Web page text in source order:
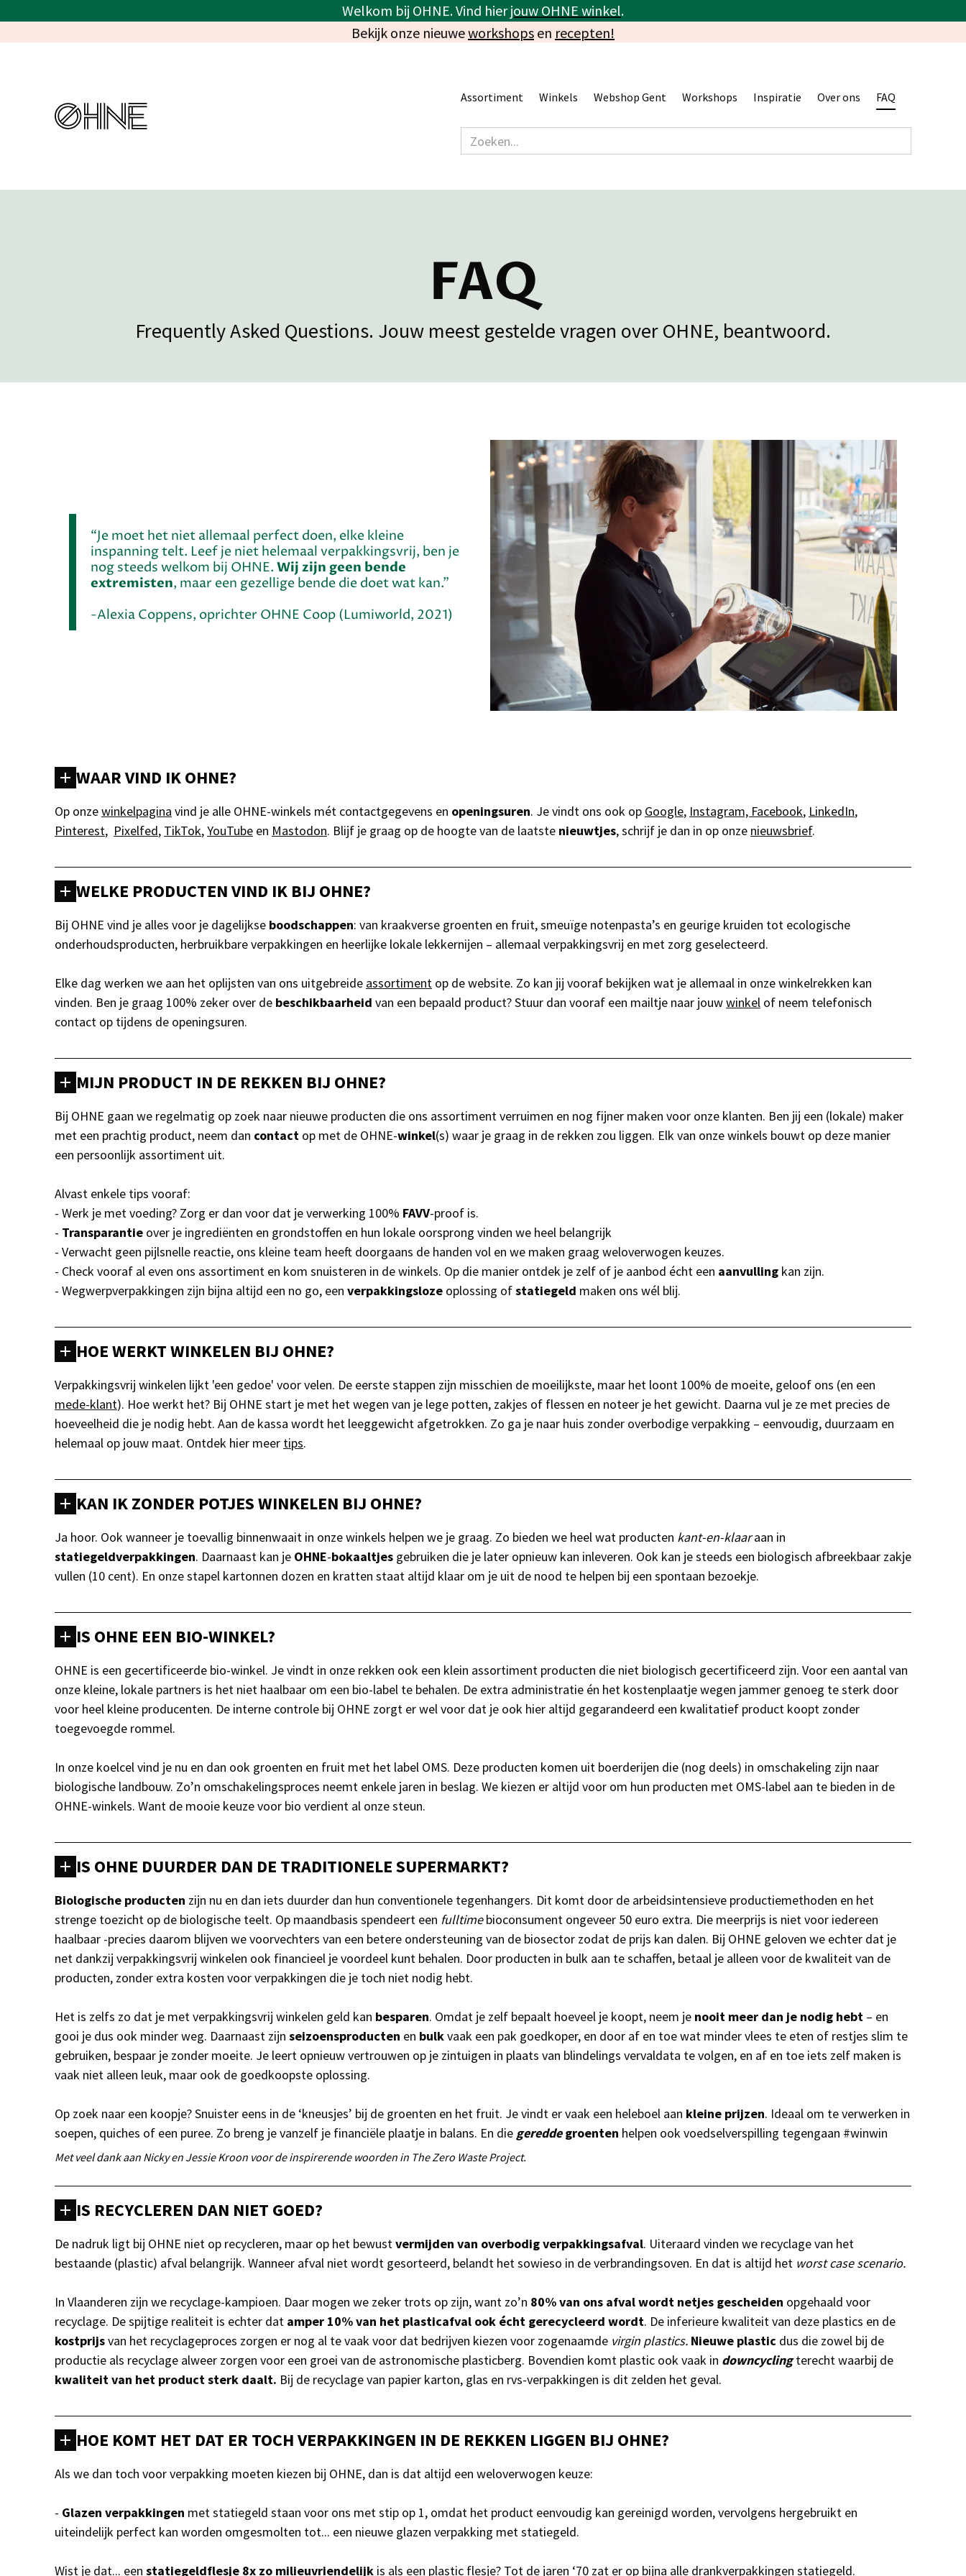
Welkom bij OHNE. Vind hierjouw OHNE winkel.
Bekijk onze nieuweworkshops en recepten!
Assortiment Winkels Webshop Gent Workshops Inspiratie Over ons FAQ
FAQ
Frequently Asked Questions. Jouw meest gestelde vragen over OHNE, beantwoord.
“Je moet het niet allemaal perfect doen, elke kleine
inspanning telt. Leef je niet helemaal verpakkingsvrij, ben je
nog steeds welkom bij OHNE. Wij zijn geen bende
extremisten, maar een gezellige bende die doet wat kan.”
-Alexia Coppens, oprichter OHNE Coop (Lumiworld, 2021)
WAAR VIND IK OHNE?
Op onzewinkelpagina vind je alle OHNE-winkels mét contactgegevens en openingsuren. Je vindt ons ook op Google, Instagram, Facebook, LinkedIn,
Pinterest, Pixelfed, TikTok,YouTube en Mastodon. Blijf je graag op de hoogte van de laatste nieuwtjes, schrijf je dan in op onze nieuwsbrief.
WELKE PRODUCTEN VIND IK BIJ OHNE?
Bij OHNE vind je alles voor je dagelijkse boodschappen: van kraakverse groenten en fruit, smeuïge notenpasta’s en geurige kruiden tot ecologische
onderhoudsproducten, herbruikbare verpakkingen en heerlijke lokale lekkernijen – allemaal verpakkingsvrij en met zorg geselecteerd.
Elke dag werken we aan het oplijsten van ons uitgebreide assortiment op de website. Zo kan jij vooraf bekijken wat je allemaal in onze winkelrekken kan
vinden. Ben je graag 100% zeker over de beschikbaarheid van een bepaald product? Stuur dan vooraf een mailtje naar jouwwinkel of neem telefonisch
contact op tijdens de openingsuren.
MIJN PRODUCT IN DE REKKEN BIJ OHNE?
Bij OHNE gaan we regelmatig op zoek naar nieuwe producten die ons assortiment verruimen en nog fijner maken voor onze klanten. Ben jij een (lokale) maker
met een prachtig product, neem dan contact op met de OHNE-winkel(s) waar je graag in de rekken zou liggen. Elk van onze winkels bouwt op deze manier
een persoonlijk assortiment uit.
Alvast enkele tips vooraf:
- Werk je met voeding? Zorg er dan voor dat je verwerking 100% FAVV-proof is.
- Transparantie over je ingrediënten en grondstoffen en hun lokale oorsprong vinden we heel belangrijk
- Verwacht geen pijlsnelle reactie, ons kleine team heeft doorgaans de handen vol en we maken graag weloverwogen keuzes.
- Check vooraf al even ons assortiment en kom snuisteren in de winkels. Op die manier ontdek je zelf of je aanbod écht een aanvulling kan zijn.
- Wegwerpverpakkingen zijn bijna altijd een no go, een verpakkingsloze oplossing ofstatiegeld maken ons wél blij.
HOE WERKT WINKELEN BIJ OHNE?
Verpakkingsvrij winkelen lijkt 'een gedoe' voor velen. De eerste stappen zijn misschien de moeilijkste, maar het loont 100% de moeite, geloof ons (en een
mede-klant). Hoe werkt het? Bij OHNE start je met het wegen van je lege potten, zakjes of flessen en noteer je het gewicht. Daarna vul je ze met precies de
hoeveelheid die je nodig hebt. Aan de kassa wordt het leeggewicht afgetrokken. Zo ga je naar huis zonder overbodige verpakking – eenvoudig, duurzaam en
helemaal op jouw maat. Ontdek hier meer tips.
KAN IK ZONDER POTJES WINKELEN BIJ OHNE?
Ja hoor. Ook wanneer je toevallig binnenwaait in onze winkels helpen we je graag. Zo bieden we heel wat producten kant-en-klaaraan in
statiegeldverpakkingen. Daarnaast kan je OHNE-bokaaltjes gebruiken die je later opnieuw kan inleveren. Ook kan je steeds een biologisch afbreekbaar zakje
vullen (10 cent). En onze stapel kartonnen dozen en kratten staat altijd klaar om je uit de nood te helpen bij een spontaan bezoekje.
IS OHNE EEN BIO-WINKEL?
OHNE is een gecertificeerde bio-winkel. Je vindt in onze rekken ook een klein assortiment producten die niet biologisch gecertificeerd zijn. Voor een aantal van
onze kleine, lokale partners is het niet haalbaar om een bio-label te behalen. De extra administratie én het kostenplaatje wegen jammer genoeg te sterk door
voor heel kleine producenten. De interne controle bij OHNE zorgt er wel voor dat je ook hier altijd gegarandeerd een kwalitatief product koopt zonder
toegevoegde rommel.
In onze koelcel vind je nu en dan ook groenten en fruit met het label OMS. Deze producten komen uit boerderijen die (nog deels) in omschakeling zijn naar
biologische landbouw. Zo’n omschakelingsproces neemt enkele jaren in beslag. We kiezen er altijd voor om hun producten met OMS-label aan te bieden in de
OHNE-winkels. Want de mooie keuze voor bio verdient al onze steun.
IS OHNE DUURDER DAN DE TRADITIONELE SUPERMARKT?
Biologische producten zijn nu en dan iets duurder dan hun conventionele tegenhangers. Dit komt door de arbeidsintensieve productiemethoden en het
strenge toezicht op de biologische teelt. Op maandbasis spendeert een fulltimebioconsument ongeveer 50 euro extra. Die meerprijs is niet voor iedereen
haalbaar -precies daarom blijven we voorvechters van een betere ondersteuning van de biosector zodat de prijs kan dalen. Bij OHNE geloven we echter dat je
net dankzij verpakkingsvrij winkelen ook financieel je voordeel kunt behalen. Door producten in bulk aan te schaffen, betaal je alleen voor de kwaliteit van de
producten, zonder extra kosten voor verpakkingen die je toch niet nodig hebt.
Het is zelfs zo dat je met verpakkingsvrij winkelen geld kan besparen. Omdat je zelf bepaalt hoeveel je koopt, neem je nooit meer dan je nodig hebt – en
gooi je dus ook minder weg. Daarnaast zijn seizoensproducten en bulkvaak een pak goedkoper, en door af en toe wat minder vlees te eten of restjes slim te
gebruiken, bespaar je zonder moeite. Je leert opnieuw vertrouwen op je zintuigen in plaats van blindelings vervaldata te volgen, en af en toe iets zelf maken is
vaak niet alleen leuk, maar ook de goedkoopste oplossing.
Op zoek naar een koopje? Snuister eens in de ‘kneusjes’ bij de groenten en het fruit. Je vindt er vaak een heleboel aan kleine prijzen. Ideaal om te verwerken in
soepen, quiches of een puree. Zo breng je vanzelf je financiële plaatje in balans. En die gereddegroenten helpen ook voedselverspilling tegengaan #winwin
Met veel dank aan Nicky en Jessie Kroon voor de inspirerende woorden in The Zero Waste Project.
IS RECYCLEREN DAN NIET GOED?
De nadruk ligt bij OHNE niet op recycleren, maar op het bewustvermijden van overbodig verpakkingsafval. Uiteraard vinden we recyclage van het
bestaande (plastic) afval belangrijk. Wanneer afval niet wordt gesorteerd, belandt het sowieso in de verbrandingsoven. En dat is altijd het worst case scenario.
In Vlaanderen zijn we recyclage-kampioen. Daar mogen we zeker trots op zijn, want zo’n 80% van ons afval wordt netjes gescheiden opgehaald voor
recyclage. De spijtige realiteit is echter dat amper 10% van het plasticafval ook écht gerecycleerd wordt. De inferieure kwaliteit van deze plastics en de
kostprijsvan het recyclageproces zorgen er nog al te vaak voor dat bedrijven kiezen voor zogenaamde virgin plastics. Nieuwe plastic dus die zowel bij de
productie als recyclage alweer zorgen voor een groei van de astronomische plasticberg. Bovendien komt plastic ook vaak in downcyclingterecht waarbij de
kwaliteit van het product sterk daalt. Bij de recyclage van papier karton, glas en rvs-verpakkingen is dit zelden het geval.
HOE KOMT HET DAT ER TOCH VERPAKKINGEN IN DE REKKEN LIGGEN BIJ OHNE?
Als we dan toch voor verpakking moeten kiezen bij OHNE, dan is dat altijd een weloverwogen keuze:
- Glazen verpakkingen met statiegeld staan voor ons met stip op 1, omdat het product eenvoudig kan gereinigd worden, vervolgens hergebruikt en
uiteindelijk perfect kan worden omgesmolten tot... een nieuwe glazen verpakking met statiegeld.
Wist je dat... een statiegeldflesje 8x zo milieuvriendelijk is als een plastic flesje? Tot de jaren ‘70 zat er op bijna alle drankverpakkingen statiegeld.